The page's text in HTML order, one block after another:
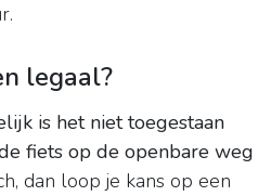
legaal?
is het niet toegestaan
fiets op de openbare weg
dan loop je kans op een